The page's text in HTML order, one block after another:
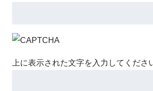
上に表示された文字を入力してくださ